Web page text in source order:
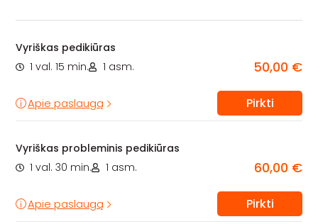
Vyriškas pedikiūras
1 val. 15 min.
1 asm. 50,00 €
Apie paslaugą Pirkti
Vyriškas probleminis pedikiūras
1 val. 30 min.
1 asm. 60,00 €
Apie paslaugą Pirkti